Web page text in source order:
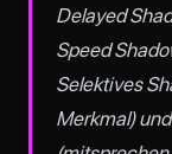
Delayed
Speed
Selektives
Merkmal)